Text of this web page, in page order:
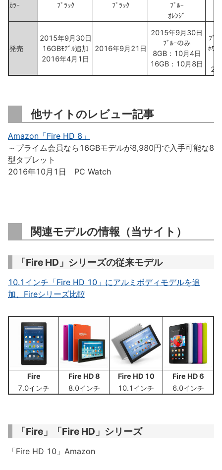
ｶﾗｰ ﾌﾞﾗｯｸ ﾌﾞﾗｯｸ
ﾌﾞﾙｰ
ｵﾚﾝｼﾞ
発売
2015年9月30日
16GBﾓﾃﾞﾙ追加
2016年4月1日
2016年9月21日
2015年9月30日
ﾌﾞﾙｰのみ
8GB：10月4日
16GB：10月8日
ﾌﾞﾗ
ﾎﾜｲ
他サイトのレビュー記事
Amazon「Fire HD 8」
～プライム会員なら16GBモデルが8,980円で入手可能な8
型タブレット
2016年10月1日 PC Watch
関連モデルの情報（当サイト）
「Fire HD」シリーズの従来モデル
10.1インチ「Fire HD 10」にアルミボディモデルを追
加、Fireシリーズ比較
Fire Fire HD 8 Fire HD 10
Fire HD 6
7.0インチ
8.0インチ 10.1インチ 6.0インチ
「Fire」「Fire HD」シリーズ
「Fire HD 10」Amazon